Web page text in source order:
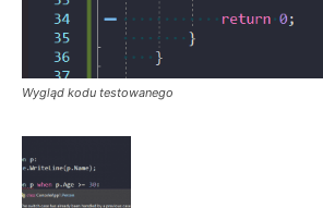
Wygląd kodu testowanego